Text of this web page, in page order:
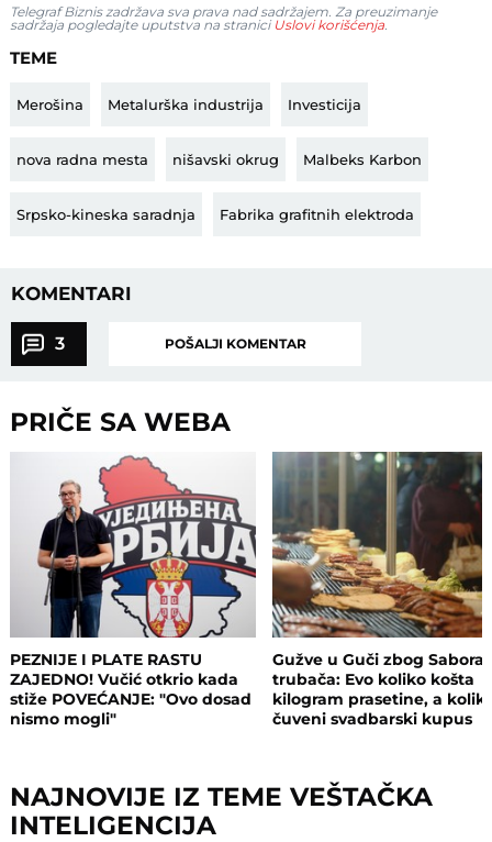
Telegraf Biznis zadržava sva prava nad sadržajem. Za preuzimanje
sadržaja pogledajte uputstva na stranici Uslovi korišćenja
TEME
Merošina Metalurška industrija Investicija
nova radna mesta nišavski okrug Malbeks Karbon
Srpsko-kineska saradnja Fabrika grafitnih elektroda
KOMENTARI
3 POŠALJI KOMENTAR
PRIČE SA WEBA
PEZNIJE I PLATE RASTU
ZAJEDNO! Vučić otkrio kada
stiže POVEĆANJE: "Ovo dosad
nismo mogli"
Gužve u Guči zbog Sabora
trubača: Evo koliko košta
kilogram prasetine, a
čuveni svadbarski kupus
NAJNOVIJE IZ TEME VEŠTAČKA
INTELIGENCIJA